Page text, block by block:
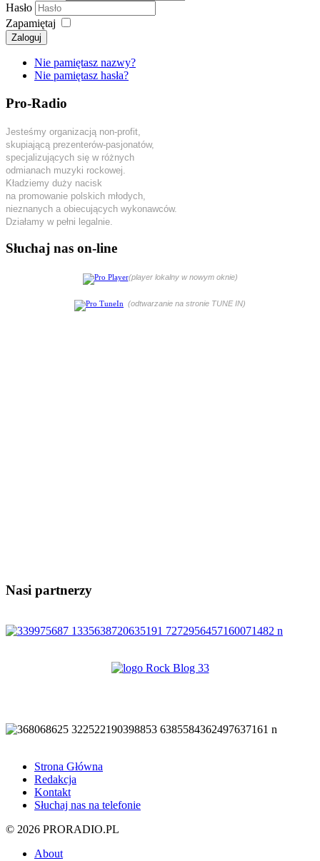
Hasło
Zapamiętaj
Zaloguj
Nie pamiętasz nazwy?
Nie pamiętasz hasła?
Pro-Radio
Jesteśmy organizacją non-profit,
skupiającą prezenterów-pasjonatów,
specjalizujących się w różnych
odmianach muzyki rockowej.
Kładziemy duży nacisk
na promowanie polskich młodych,
nieznanych a obiecujących wykonawców.
Działamy w pełni legalnie.
Słuchaj nas on-line
(player lokalny w nowym oknie)
(odtwarzanie na stronie TUNE IN)
Nasi partnerzy
Strona Główna
Redakcja
Kontakt
Słuchaj nas na telefonie
© 2026 PRORADIO.PL
About